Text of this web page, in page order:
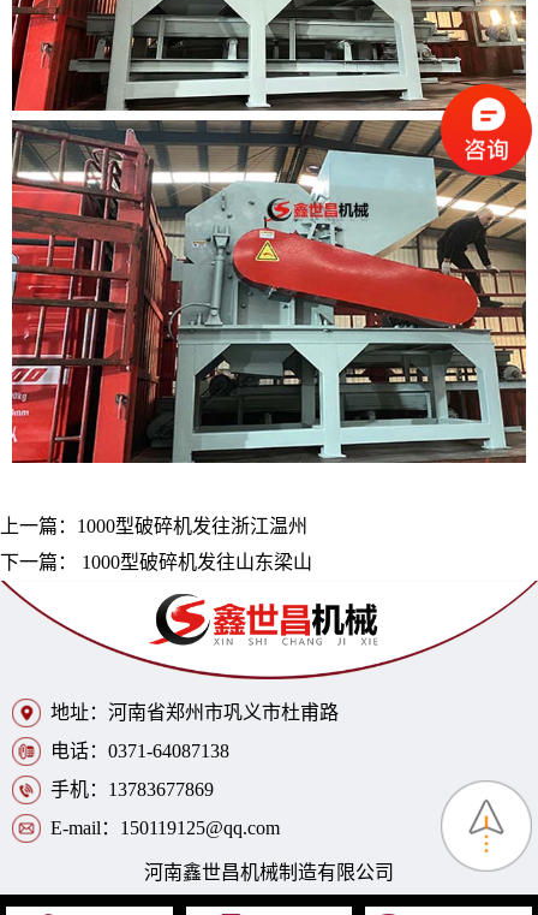
上一篇： 1000型破碎机发往浙江温州
下一篇：
1000型破碎机发往山东梁山
地址：河南省郑州市巩义市杜甫路
电话：0371-64087138
手机：13783677869
E-mail：150119125@qq.com
河南鑫世昌机械制造有限公司